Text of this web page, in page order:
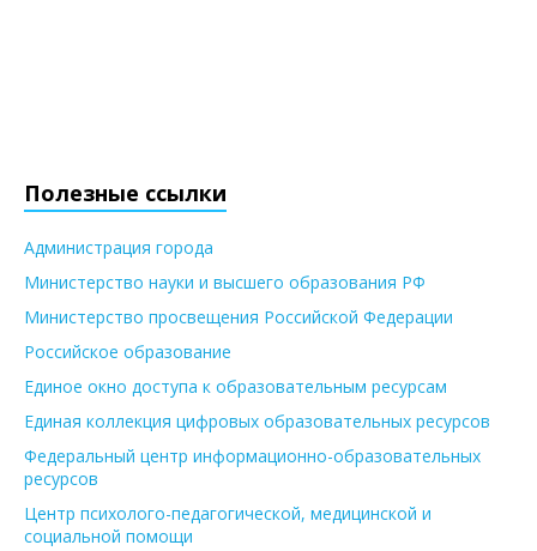
Полезные ссылки
Администрация города
Министерство науки и высшего образования РФ
Министерство просвещения Российской Федерации
Российское образование
Единое окно доступа к образовательным ресурсам
Единая коллекция цифровых образовательных ресурсов
Федеральный центр информационно-образовательных
ресурсов
Центр психолого-педагогической, медицинской и
социальной помощи